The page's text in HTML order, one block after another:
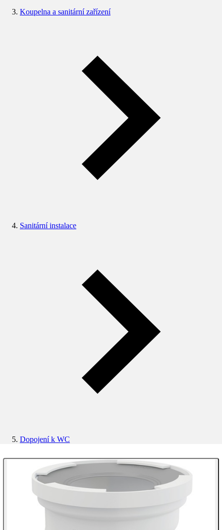
Koupelna a sanitární zařízení
Sanitární instalace
Dopojení k WC